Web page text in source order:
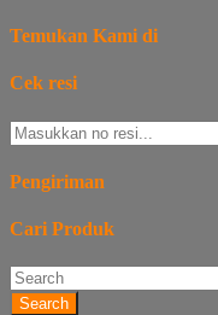
Temukan Kami di
Cek resi
Pengiriman
Cari Produk
Search